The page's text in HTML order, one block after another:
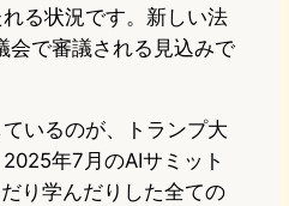
る状況です。新しい法
会で審議される見込みで
いるのが、トランプ大
年7月のAIサミット
り学んだりした全ての